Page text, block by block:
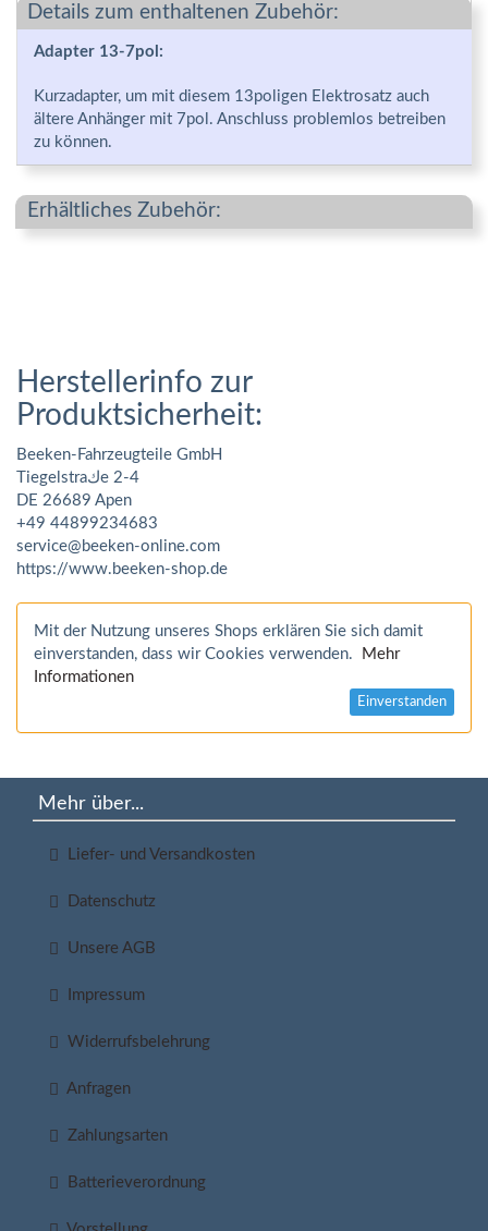
Details zum enthaltenen Zubehör:
Adapter 13-7pol:
Kurzadapter, um mit diesem 13poligen Elektrosatz auch
ältere Anhänger mit 7pol. Anschluss problemlos betreiben
zu können.
Erhältliches Zubehör:
Herstellerinfo zur
Produktsicherheit:
Beeken-Fahrzeugteile GmbH
Tiegelstraكe 2-4
DE 26689 Apen
+49 44899234683
service@beeken-online.com
https://www.beeken-shop.de
Mit der Nutzung unseres Shops erklären Sie sich damit
einverstanden, dass wir Cookies verwenden.
Mehr
Informationen
Einverstanden
Mehr über...
Liefer- und Versandkosten
Datenschutz
Unsere AGB
Impressum
Widerrufsbelehrung
Anfragen
Zahlungsarten
Batterieverordnung